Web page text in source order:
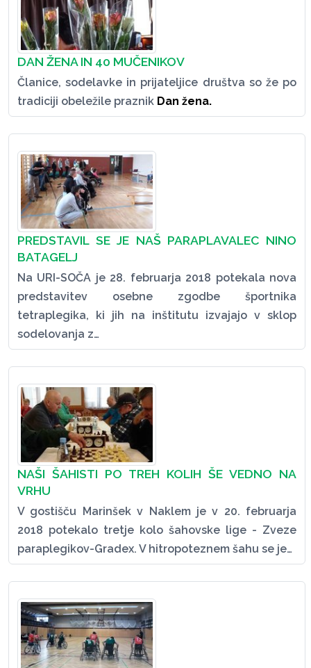
DAN ŽENA IN 40 MUČENIKOV
Članice, sodelavke in prijateljice društva so že po
tradiciji obeležile praznik Dan žena.
PREDSTAVIL SE JE NAŠ PARAPLAVALEC NINO
BATAGELJ
Na URI-SOČA je 28. februarja 2018 potekala nova
predstavitev osebne zgodbe športnika
tetraplegika, ki jih na inštitutu izvajajo v sklop
sodelovanja z…
NAŠI ŠAHISTI PO TREH KOLIH ŠE VEDNO NA
VRHU
V gostišču Marinšek v Naklem je v 20. februarja
2018 potekalo tretje kolo šahovske lige - Zveze
paraplegikov-Gradex. V hitropoteznem šahu se je…